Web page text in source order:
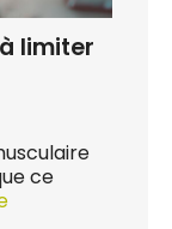
limiter
ce